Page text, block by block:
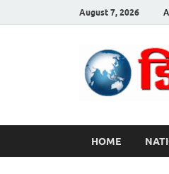
August 7, 2026
HOME